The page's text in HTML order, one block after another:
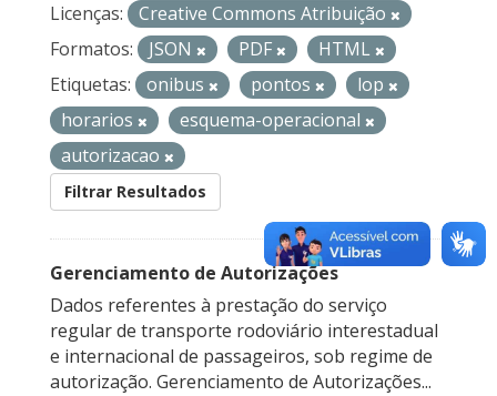
Licenças:
Creative Commons Atribuição
Formatos:
JSON PDF
HTML
Etiquetas:
onibus pontos
lop
horarios
esquema-operacional
autorizacao
Filtrar Resultados
Gerenciamento de Autorizações
Dados referentes à prestação do serviço
regular de transporte rodoviário interestadual
e internacional de passageiros, sob regime de
autorização. Gerenciamento de Autorizações...